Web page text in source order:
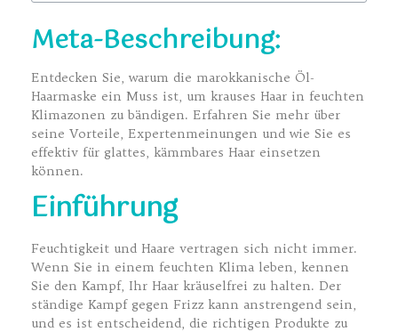
Meta-Beschreibung:
Entdecken Sie, warum die marokkanische Öl-
Haarmaske ein Muss ist, um krauses Haar in feuchten
Klimazonen zu bändigen. Erfahren Sie mehr über
seine Vorteile, Expertenmeinungen und wie Sie es
effektiv für glattes, kämmbares Haar einsetzen
können.
Einführung
Feuchtigkeit und Haare vertragen sich nicht immer.
Wenn Sie in einem feuchten Klima leben, kennen
Sie den Kampf, Ihr Haar kräuselfrei zu halten. Der
ständige Kampf gegen Frizz kann anstrengend sein,
und es ist entscheidend, die richtigen Produkte zu